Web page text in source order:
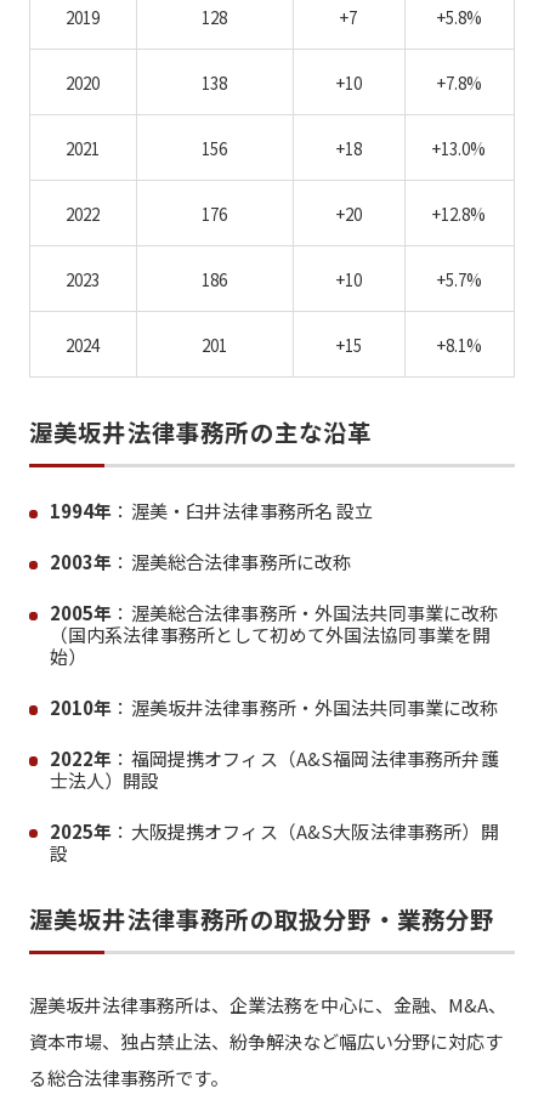
2019 128 +7 +5.8%
2020 138 +10 +7.8%
2021 156 +18 +13.0%
2022 176 +20 +12.8%
2023 186 +10 +5.7%
2024 201 +15 +8.1%
渥美坂井法律事務所の主な沿革
1994年 ：渥美・臼井法律事務所名 設立
2003年 ：渥美総合法律事務所に改称
2005年 ：渥美総合法律事務所・外国法共同事業に改称
（国内系法律事務所として初めて外国法協同事業を開
始）
2010年 ：渥美坂井法律事務所・外国法共同事業に改称
2022年 ：福岡提携オフィス（A&S福岡法律事務所弁護
士法人）開設
2025年 ：大阪提携オフィス（A&S大阪法律事務所）開
設
渥美坂井法律事務所の取扱分野・業務分野
渥美坂井法律事務所は、企業法務を中心に、金融、M&A、
資本市場、独占禁止法、紛争解決など幅広い分野に対応す
る総合法律事務所です。